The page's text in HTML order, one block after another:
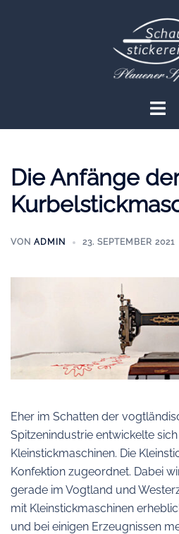
Menü
Die Anfänge der
VON ADMIN 23. SEPTEMBER 2021
Eher im Schatten der
Spitzenindustrie entwickelte
Kleinstickmaschinen. Die
Konfektion zugeordnet. Dabei
gerade im Vogtland und
mit Kleinstickmaschinen
und bei einigen Erzeugnissen